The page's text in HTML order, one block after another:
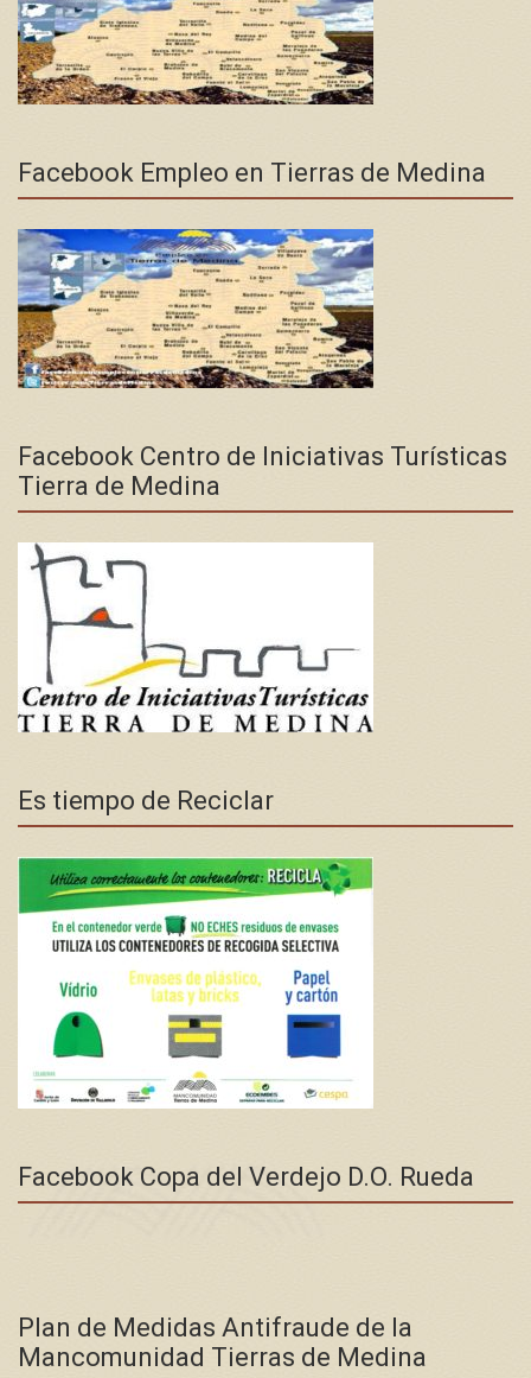
Facebook Empleo en Tierras de Medina
Facebook Centro de Iniciativas Turísticas
Tierra de Medina
Es tiempo de Reciclar
Facebook Copa del Verdejo D.O. Rueda
Plan de Medidas Antifraude de la
Mancomunidad Tierras de Medina